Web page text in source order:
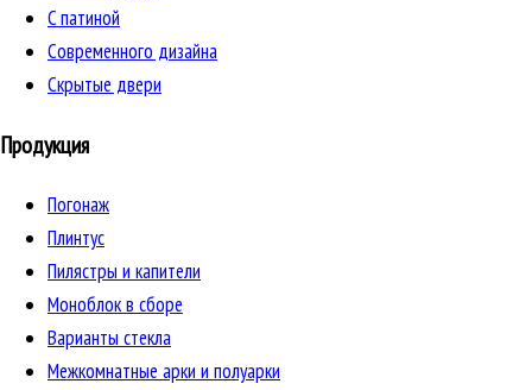
C патиной
Cовременного дизайна
Скрытые двери
Продукция
Погонаж
Плинтус
Пилястры и капители
Моноблок в сборе
Варианты стекла
Межкомнатные арки и полуарки